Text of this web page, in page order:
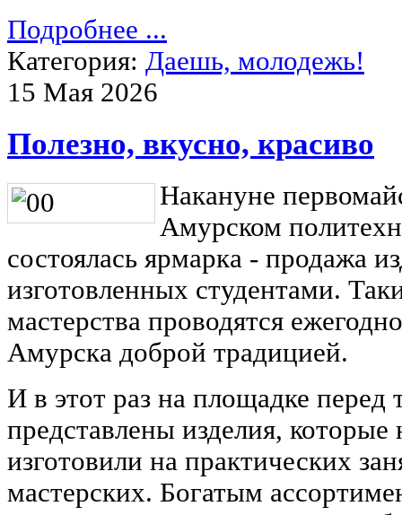
Подробнее ...
Категория: Даешь, молодежь!
15 Мая 2026
Полезно, вкусно, красиво
Накануне
Амурском
состоялась ярмарка - продажа
изготовленных студентами.
мастерства проводятся
Амурска доброй традицией.
И в этот раз на площадке
представлены изделия,
изготовили на практических
мастерских. Богатым